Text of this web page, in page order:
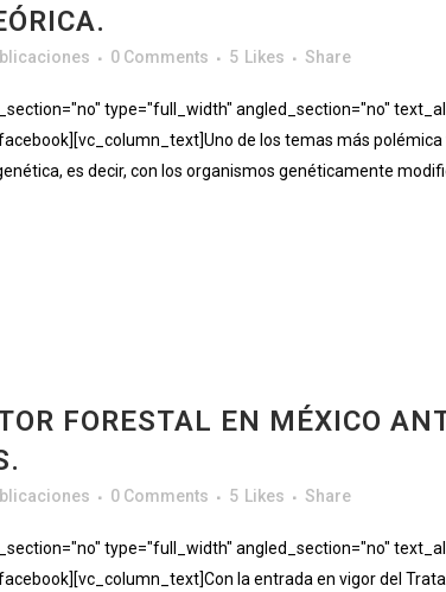
0 Comments 5 Likes Share
type="full_width" angled_section="no"
de los temas más
es decir, con los organismos genéticamente
FORESTAL EN MÉXICO
0 Comments 5 Likes Share
type="full_width" angled_section="no"
la entrada en vigor del